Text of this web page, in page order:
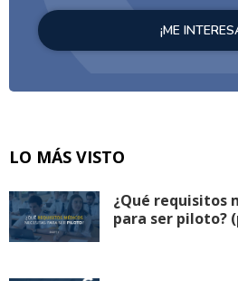
LO MÁS VISTO
¿Qué requisitos
para ser piloto?